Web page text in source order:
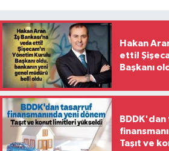
Hakan
etti!
Başkanı
Taşıt ve